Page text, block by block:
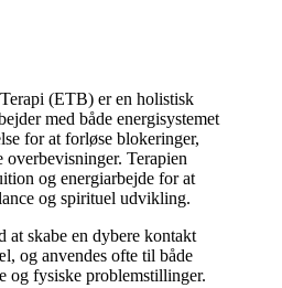
(ETB) er en holistisk
med både energisystemet
for at forløse blokeringer,
overbevisninger. Terapien
og energiarbejde for at
og spirituel udvikling.
at skabe en dybere kontakt
og anvendes ofte til både
og fysiske problemstillinger.